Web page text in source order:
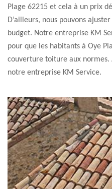
Plage 62215 et cela à un prix
D’ailleurs, nous pouvons
budget. Notre entreprise KM
pour que les habitants à Oye
couverture toiture aux normes.
notre entreprise KM Service.